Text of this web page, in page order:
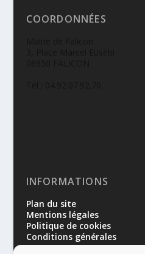
COORDONNÉES
INFORMATIONS
Plan du site
Mentions légales
Politique de cookies
Conditions générales